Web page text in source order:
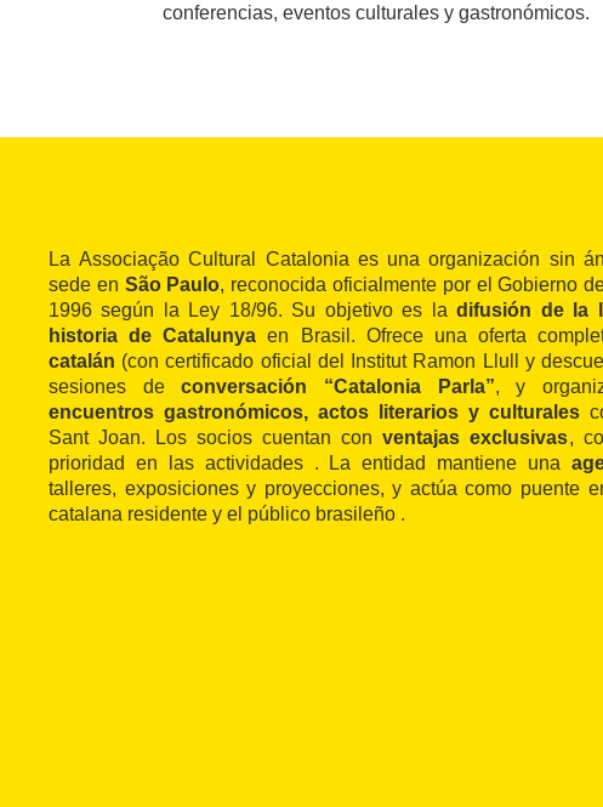
conferencias, eventos culturales y gastronómicos.
La Associação Cultural Catalonia es una organización sin
sede en São Paulo, reconocida oficialmente por el Gobierno
1996 según la Ley 18/96. Su objetivo es ladifusión de la
historia de Catalunya en Brasil. Ofrece una oferta
catalán (con certificado oficial del Institut Ramon Llull y
sesiones deconversación “Catalonia Parla”, y
encuentros gastronómicos, actos literarios y culturales
Sant Joan. Los socios cuentan conventajas exclusivas,
prioridad en las actividades . La entidad mantiene una
talleres, exposiciones y proyecciones, y actúa como puente
catalana residente y el público brasileño .